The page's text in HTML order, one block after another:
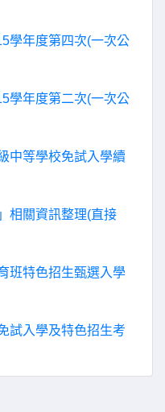
學年度第四次(一次公
學年度第二次(一次公
中等學校免試入學續
相關資訊整理(直接
班特色招生甄選入學
試入學及特色招生考